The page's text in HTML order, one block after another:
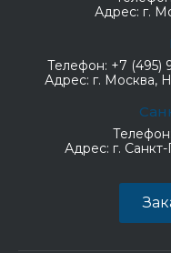
Адрес: г.
Телефон: +7 (495)
Адрес: г. Москва,
Телефон:
Адрес: г.